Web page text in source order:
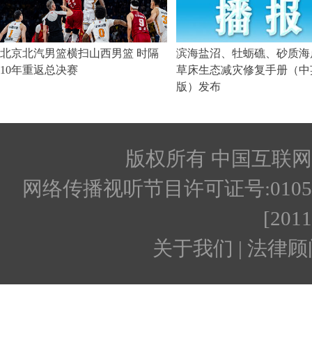
版权所有 中国互联
网络传播视听节目许可证号
关于我们 | 法律